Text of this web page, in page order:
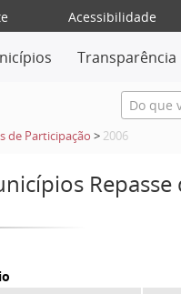
Acessibilidade
Transparência
de Participação > 2006
Repasse